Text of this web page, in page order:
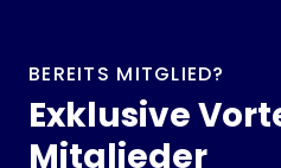
BEREITS MITGLIED?
Exklusive
Mitglieder